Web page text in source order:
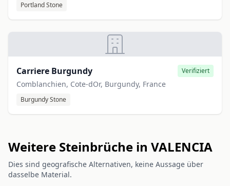
Portland Stone
Carriere Burgundy Verifiziert
Comblanchien, Cote-dOr, Burgundy, France
Burgundy Stone
Weitere Steinbrüche in VALENCIA
Dies sind geografische Alternativen, keine Aussage über
dasselbe Material.